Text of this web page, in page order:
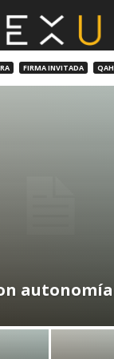
FIRMA INVITADA QAH
autonomía